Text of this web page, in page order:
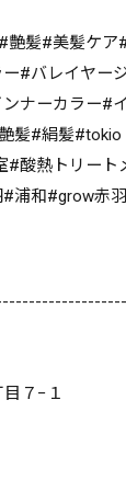
艶髪#美髪ケア
#バレイヤー
ナーカラー#
髪#絹髪#tokio
#酸熱トリート
浦和#grow赤羽
７−１